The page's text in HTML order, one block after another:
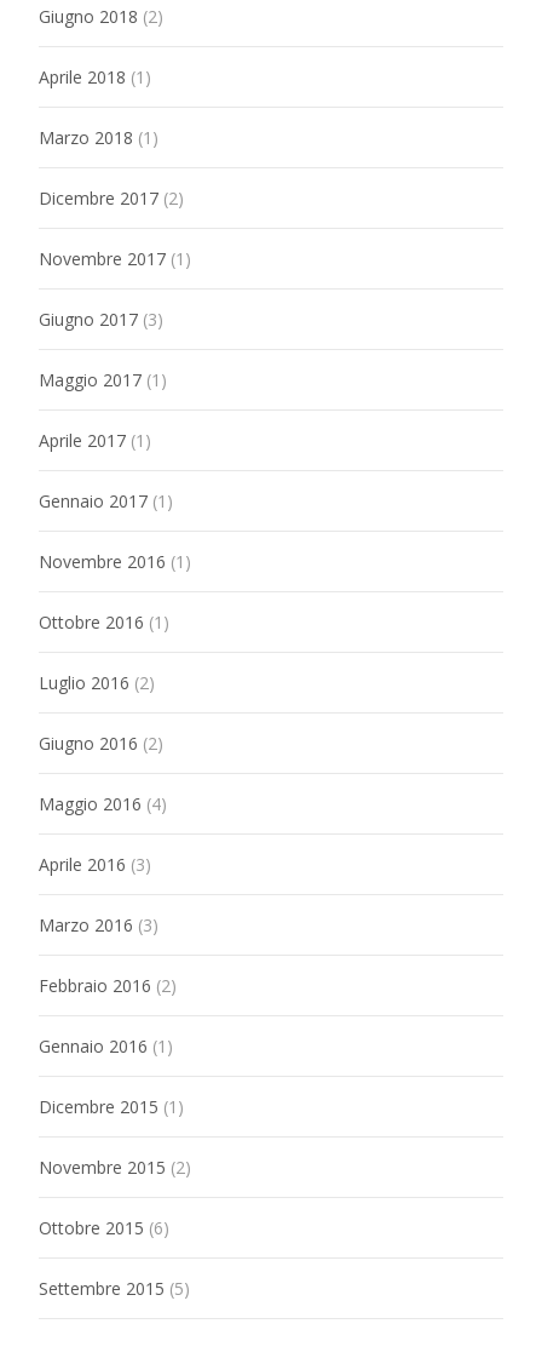
Giugno 2018 (2)
Aprile 2018 (1)
Marzo 2018 (1)
Dicembre 2017 (2)
Novembre 2017 (1)
Giugno 2017 (3)
Maggio 2017 (1)
Aprile 2017 (1)
Gennaio 2017 (1)
Novembre 2016 (1)
Ottobre 2016 (1)
Luglio 2016 (2)
Giugno 2016 (2)
Maggio 2016 (4)
Aprile 2016 (3)
Marzo 2016 (3)
Febbraio 2016 (2)
Gennaio 2016 (1)
Dicembre 2015 (1)
Novembre 2015 (2)
Ottobre 2015 (6)
Settembre 2015 (5)